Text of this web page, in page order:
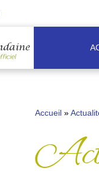
Accueil»